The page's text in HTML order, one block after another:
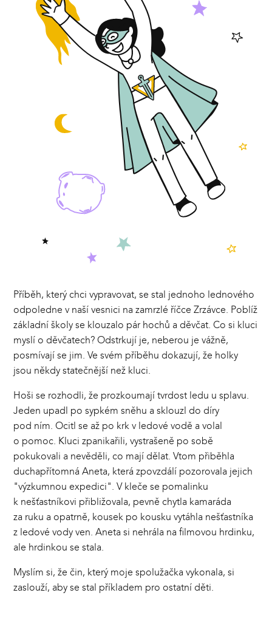
Příběh, který chci vypravovat, se stal jednoho lednového
odpoledne v naší vesnici na zamrzlé říčce Zrzávce. Poblíž
základní školy se klouzalo pár hochů a děvčat. Co si kluci
myslí o děvčatech? Odstrkují je, neberou je vážně,
posmívají se jim. Ve svém příběhu dokazují, že holky
jsou někdy statečnější než kluci.
Hoši se rozhodli, že prozkoumají tvrdost ledu u splavu.
Jeden upadl po sypkém sněhu a sklouzl do díry
pod ním. Ocitl se až po krk v ledové vodě a volal
o pomoc. Kluci zpanikařili, vystrašeně po sobě
pokukovali a nevěděli, co mají dělat. Vtom přiběhla
duchapřítomná Aneta, která zpovzdálí pozorovala jejich
"výzkumnou expedici". V kleče se pomalinku
k nešťastníkovi přibližovala, pevně chytla kamaráda
za ruku a opatrně, kousek po kousku vytáhla nešťastníka
z ledové vody ven. Aneta si nehrála na filmovou hrdinku,
ale hrdinkou se stala.
Myslím si, že čin, který moje spolužačka vykonala, si
zaslouží, aby se stal příkladem pro ostatní děti.